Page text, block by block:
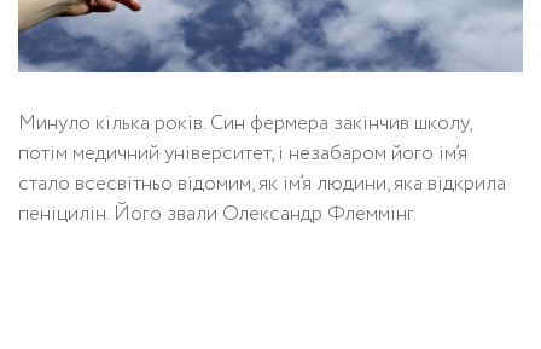
Минуло кілька років. Син фермера закінчив школу,
потім медичний університет, і незабаром його ім’я
стало всесвітньо відомим, як ім’я людини, яка відкрила
пеніцилін. Його звали Олександр Флеммінг.